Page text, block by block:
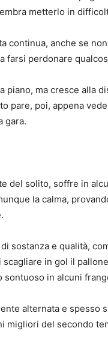
metterlo in
continua, anche se
farsi perdonare
piano, ma cresce alla
pare, poi, appena
gara.
del solito, soffre in
la calma,
di sostanza e qualità,
in gol il
sontuoso in alcuni
alternata e spesso
migliori del secondo